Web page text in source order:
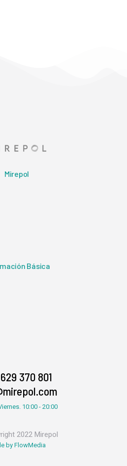
Mirepol
Básica
370 801
10:00 - 20:00
2022 Mirepol
by FlowMedia